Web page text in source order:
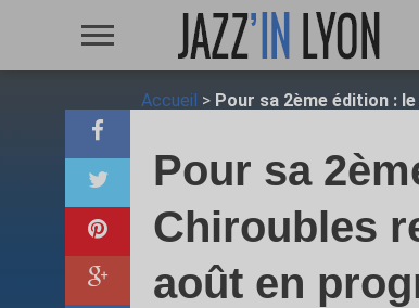
Accueil > Pour sa 2ème édition :
Pour sa
Chiroubles
août en